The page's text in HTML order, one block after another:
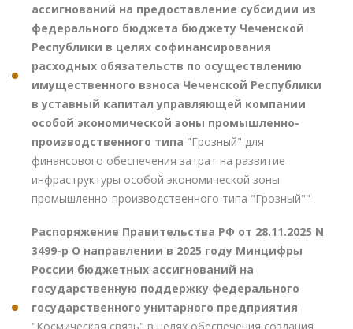
ассигнований на предоставление субсидии из
федерального бюджета бюджету Чеченской
Республики в целях софинансирования
расходных обязательств по осуществлению
имущественного взноса Чеченской Республики
в уставный капитал управляющей компании
особой экономической зоны промышленно-
производственного типа "Грозный" для
финансового обеспечения затрат на развитие
инфраструктуры особой экономической зоны
промышленно-производственного типа "Грозный""
Распоряжение Правительства РФ от 28.11.2025 N
3499-р О направлении в 2025 году Минцифры
России бюджетных ассигнований на
государственную поддержку федерального
государственного унитарного предприятия
"Космическая связь" в целях обеспечения создания